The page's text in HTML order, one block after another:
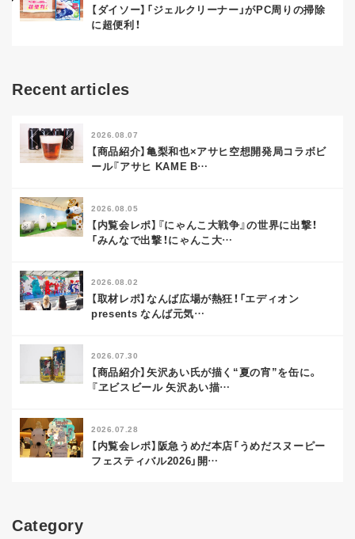
【ダイソー】「ジェルクリーナー」がPC周りの掃除
に超便利！
Recent articles
2026.08.07
【商品紹介】亀梨和也×アサヒ空想開発局コラボビ
ール『アサヒ KAME B…
2026.08.05
【内覧会レポ】『にゃんこ大戦争』の世界に出撃！
「みんなで出撃！にゃんこ大…
2026.08.02
【取材レポ】なんば広場が熱狂！「エディオン
presents なんば元気…
2026.07.30
【商品紹介】矢沢あい氏が描く“夏の宵”を缶に。
『ヱビスビール 矢沢あい描…
2026.07.28
【内覧会レポ】阪急うめだ本店「うめだスヌーピー
フェスティバル2026」開…
Category